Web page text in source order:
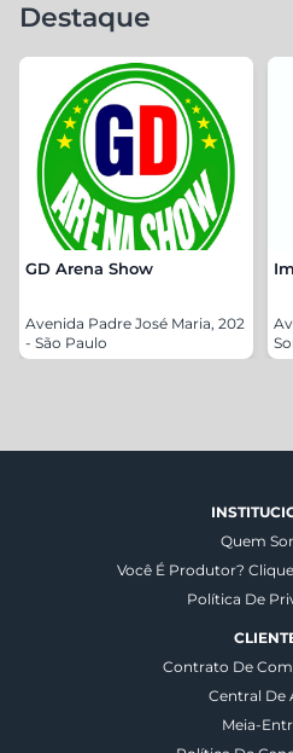
Destaque
GD Arena Show
Avenida Padre José Maria, 202
- São Paulo
Quem
Você É Produtor?
Política De
Contrato De
Central De
Meia-